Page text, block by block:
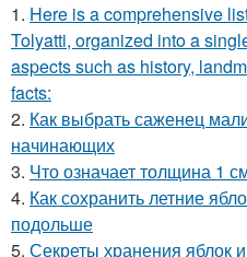
1. Here is a comprehensive
Tolyatti, organized into a
aspects such as history,
facts:
2. Как выбрать саженец
начинающих
3. Что означает толщина 1
4. Как сохранить летние
подольше
5. Секреты хранения яблок